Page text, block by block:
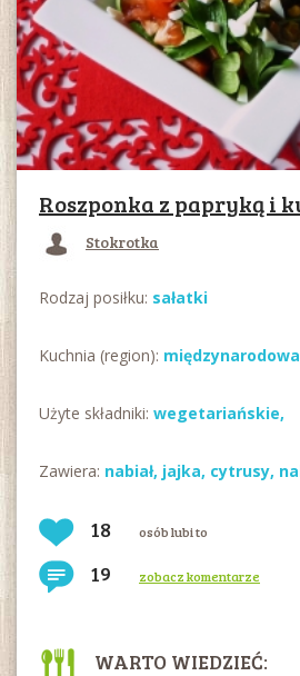
Roszponka z papryką i
Stokrotka
Rodzaj posiłku: sałatki
Kuchnia (region): międzynarodowa
Użyte składniki: wegetariańskie,
Zawiera: nabiał, jajka, cytrusy,
18 osób lubi to
19 zobacz komentarze
WARTO WIEDZIEĆ: